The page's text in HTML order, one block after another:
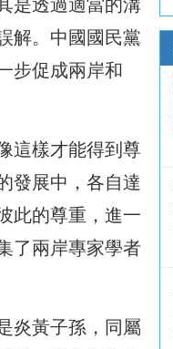
是透過適當的溝
解。中國國民黨
步促成兩岸和
這樣才能得到尊
發展中，各自達
此的尊重，進一
了兩岸專家學者
炎黃子孫，同屬